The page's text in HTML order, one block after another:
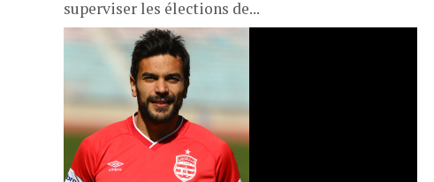
superviser les élections de...